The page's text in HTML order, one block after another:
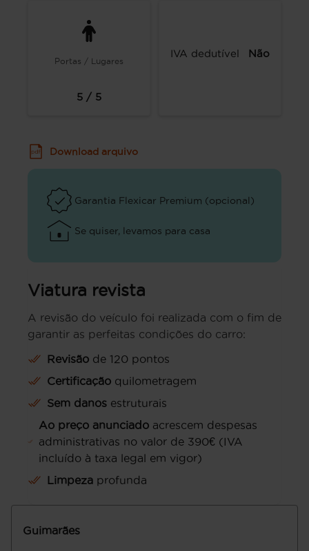
Portas / Lugares
5 / 5
IVA dedutível Não
Download arquivo
Garantia Flexicar Premium (opcional)
Se quiser, levamos para casa
Viatura revista
A revisão do veículo foi realizada com o fim de
garantir as perfeitas condições do carro:
Revisão de 120 pontos
Certificação quilometragem
Sem danos estruturais
Ao preço anunciado acrescem despesas
administrativas no valor de 390€ (IVA
incluído à taxa legal em vigor)
Limpeza profunda
Guimarães